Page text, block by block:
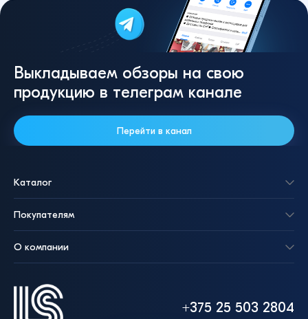
Выкладываем обзоры на свою
продукцию в телеграм канале
Перейти в канал
+375 25 503 2804
Каталог
Покупателям
О компании